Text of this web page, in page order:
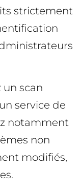
strictement
un scan
service de
notamment
non
modifiés,